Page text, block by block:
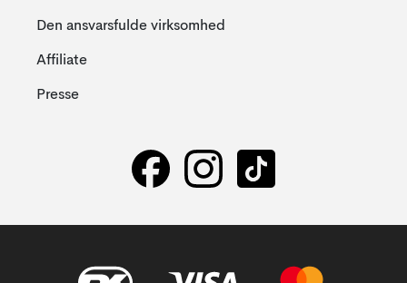
Den ansvarsfulde virksomhed
Affiliate
Presse